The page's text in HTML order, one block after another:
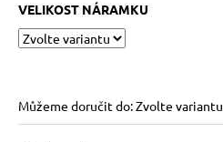
VELIKOST NÁRAMKU
Můžeme doručit do:Zvolte variantu